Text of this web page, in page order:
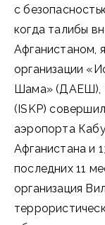
с
когда талибы
Афганистаном,
организации
Шама» (ДАЕШ),
(ISKP)
аэропорта
Афганистана и
последних 11
организация